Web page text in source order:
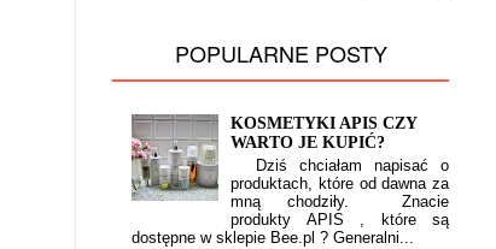
POPULARNE POSTY
KOSMETYKI APIS CZY
WARTO JE KUPIĆ?
Dziś chciałam napisać o
produktach, które od dawna za
mną chodziły. Znacie
produkty APIS , które są
dostępne w sklepie Bee.pl ? Generalni...